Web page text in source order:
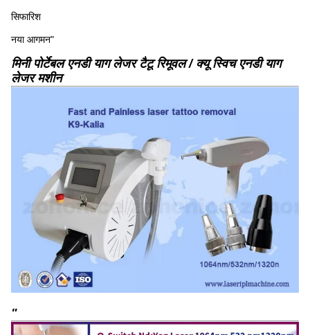
सिफारिश
नया आगमन"
मिनी पोर्टेबल एनडी याग लेजर टैटू रिमूवल / क्यू स्विच एनडी याग
लेजर मशीन
"